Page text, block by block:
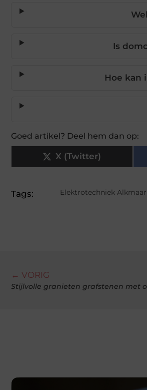
Is
Hoe kan
Goed artikel? Deel hem dan op:
X (Twitter)
Tags: Elektrotechniek Alkmaar
← VORIG
Stijlvolle granieten grafstenen met